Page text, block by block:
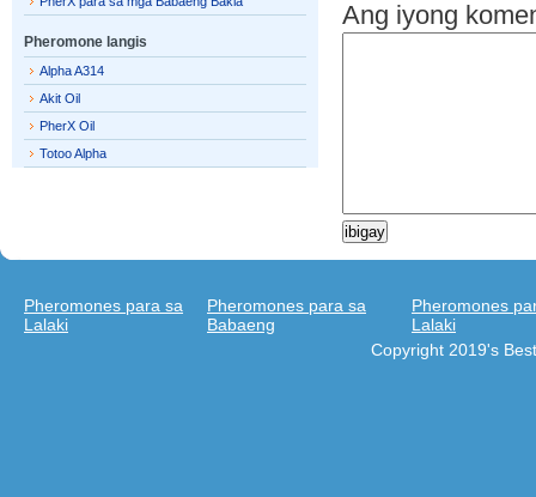
Ang iyong
Pheromone langis
Alpha A314
Akit Oil
PherX Oil
Totoo Alpha
Pheromones para sa
Lalaki
Pheromones para sa
Babaeng
Pheromones
Lalaki
Copyright 2019's